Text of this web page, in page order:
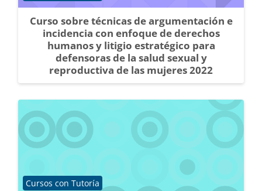
Curso sobre técnicas de argumentación e
incidencia con enfoque de derechos
humanos y litigio estratégico para
defensoras de la salud sexual y
reproductiva de las mujeres 2022
Categoría de cursos
Cursos con Tutoría